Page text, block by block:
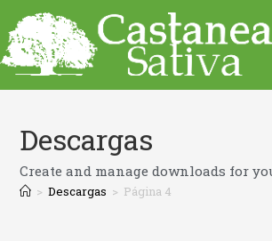
Descargas
Create and manage downloads for
> Descargas > Página 4